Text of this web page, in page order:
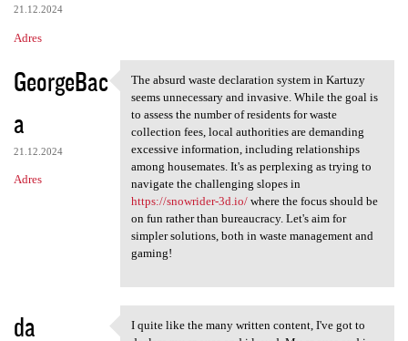
21.12.2024
Adres
GeorgeBac
a
21.12.2024
Adres
The absurd waste declaration
The absurd waste declaration system in Kartuzy
seems unnecessary and invasive. While the goal is
to assess the number of residents for waste
collection fees, local authorities are demanding
excessive information, including relationships
among housemates. It's as perplexing as trying to
navigate the challenging slopes in
https://snowrider-3d.io/where the focus should be
on fun rather than bureaucracy. Let's aim for
simpler solutions, both in waste management and
gaming!
da
I quite like the many written content, I've got to